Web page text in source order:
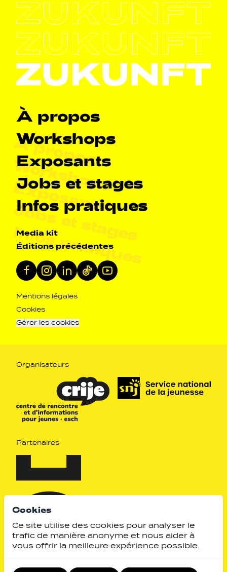
Cookies
Ce site utilise des cookies pour analyser le
trafic de manière anonyme et nous aider à
vous offrir la meilleure expérience possible.
Navigation principale
À propos
À propos
Workshops
Workshops
Exposants
Exposants
Jobs et stages
Jobs et stages
Infos pratiques
Infos pratiques
Navigation secondarie
Media kit
Éditions précédentes
Réseaux sociaux
Facebook
Instagram
Linkedin
TiktokYoutube
Navigation pied de page
Mentions légales
Cookies
Gérer les cookies
Organisateurs
Partenaires
Identity by Website by